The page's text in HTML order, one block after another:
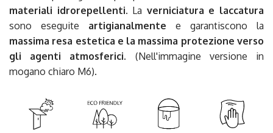
materiali idrorepellenti. La verniciatura e laccatura
sono eseguite artigianalmente e garantiscono la
massima resa estetica e la massima protezione verso
gli agenti atmosferici. (Nell'immagine versione in
mogano chiaro M6).